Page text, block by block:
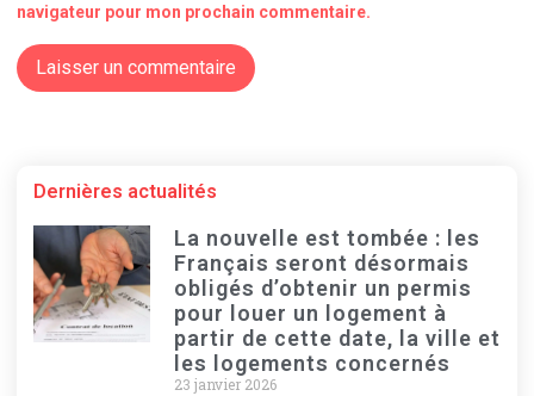
navigateur pour mon prochain commentaire.
Dernières actualités
La nouvelle est tombée : les
Français seront désormais
obligés d’obtenir un permis
pour louer un logement à
partir de cette date, la ville et
les logements concernés
23 janvier 2026